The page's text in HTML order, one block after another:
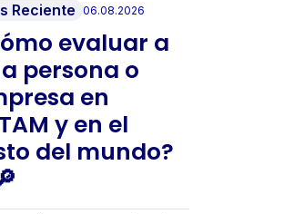
Reciente 06.08.2026
evaluar a
persona o
en
y en el
del mundo?